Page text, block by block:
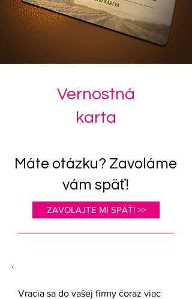
Vernostná
karta
Máte otázku? Zavoláme
vám späť!
ZAVOLAJTE MI SPÄŤ! >>
Vracia sa do vašej firmy čoraz viac